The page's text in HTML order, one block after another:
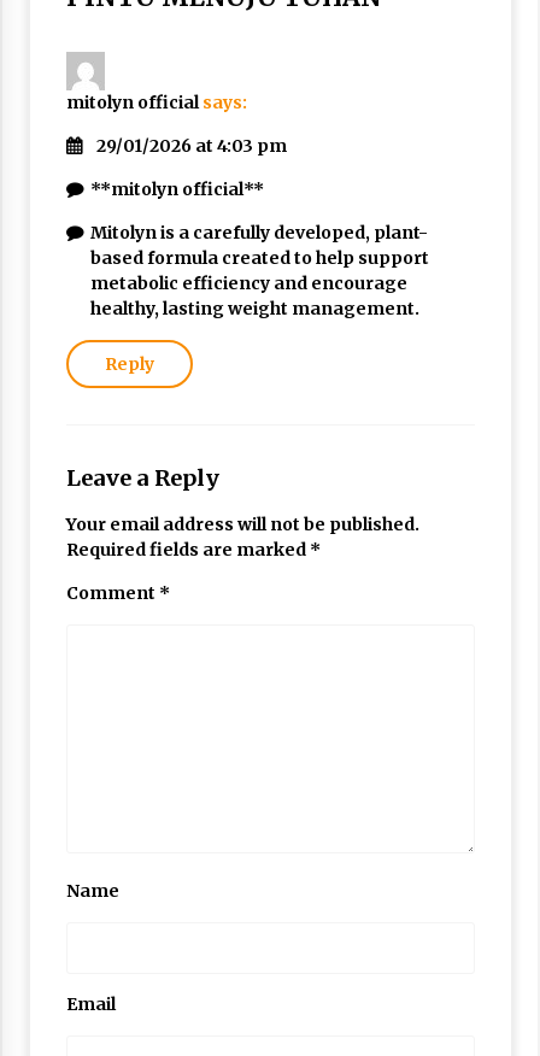
Nubuwwat
mitolyn official says:
29/01/2026 at 4:03 pm
**mitolyn official**
Mitolyn is a carefully developed, plant-
based formula created to help support
metabolic efficiency and encourage
healthy, lasting weight management.
Reply
Leave a Reply
Your email address will not be published.
Required fields are marked *
Comment *
Name
Email